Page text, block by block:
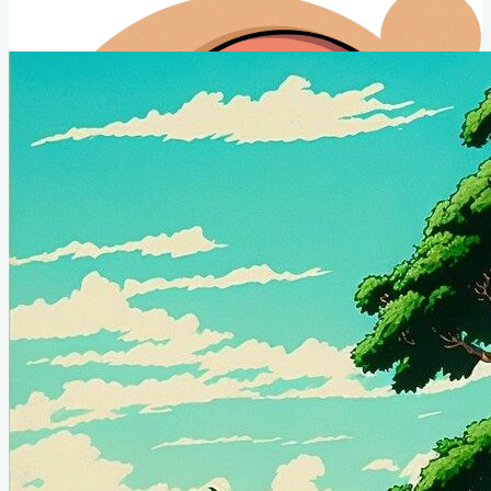
Club Animé Québec
Le club de culture japonaise de l'Université Laval
Événements
À propos
Conseil Administratif
Contact